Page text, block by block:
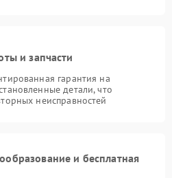
и запчасти
гарантия на
детали, что
неисправностей
и бесплатная